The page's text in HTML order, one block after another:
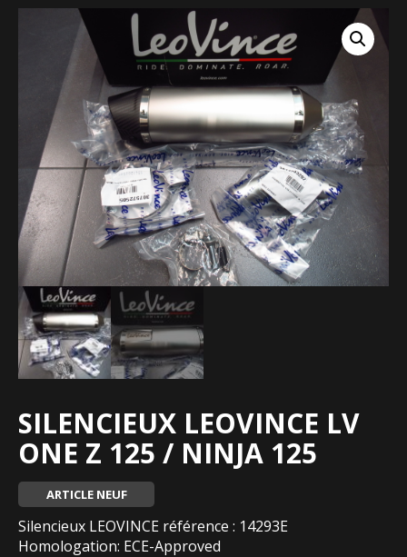
SILENCIEUX LEOVINCE LV
ONE Z 125 / NINJA 125
ARTICLE NEUF
Silencieux LEOVINCE référence : 14293E
Homologation: ECE-Approved